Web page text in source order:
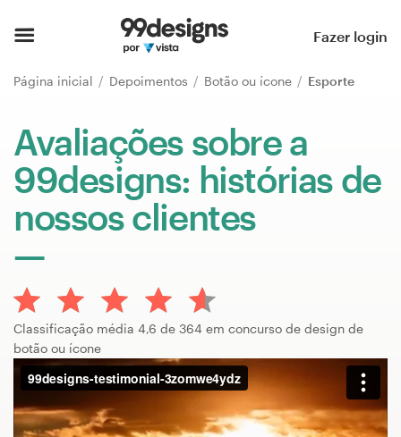
Fazer login
Página inicial Depoimentos Botão ou ícone Esporte
Avaliações sobre a
99designs: histórias de
nossos clientes
Classificação média 4,6 de 364 em concurso de design de
botão ou ícone
Página inicial
Pesquisar categorias
Como funciona
Encontre um designer
Inspiração
99designs Pro
Serviços
de
design
Concursos de designs